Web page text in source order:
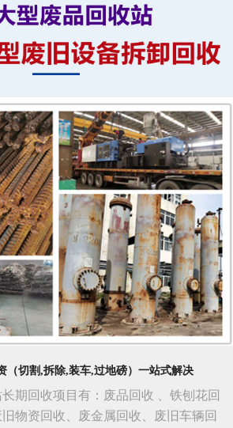
（切割,拆除,装车,过地磅）一站式解决
期回收项目有：废品回收 、铁刨花回
物资回收、废金属回收、废旧车辆回